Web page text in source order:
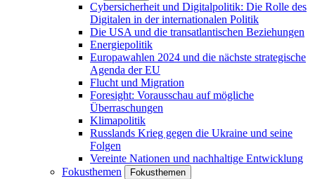
Cybersicherheit und Digitalpolitik: Die Rolle des
Digitalen in der internationalen Politik
Die USA und die transatlantischen Beziehungen
Energiepolitik
Europawahlen 2024 und die nächste strategische
Agenda der EU
Flucht und Migration
Foresight: Vorausschau auf mögliche
Überraschungen
Klimapolitik
Russlands Krieg gegen die Ukraine und seine
Folgen
Vereinte Nationen und nachhaltige Entwicklung
Fokusthemen
Fokusthemen